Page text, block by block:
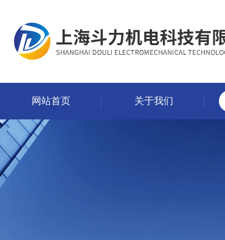
网站首页 关于我们